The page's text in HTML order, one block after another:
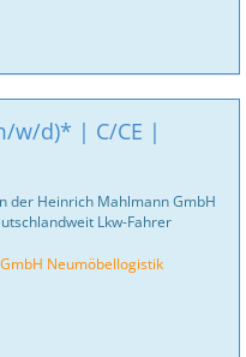
w/d)* | C/CE |
der Heinrich Mahlmann GmbH
Lkw-Fahrer
Neumöbellogistik